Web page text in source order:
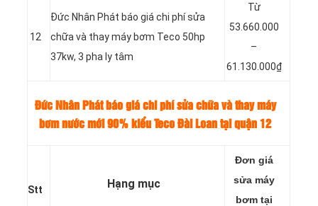
12
Đức Nhân Phát báo giá chi phí sửa
chữa và thay máy bơm Teco 50hp
37kw, 3 pha ly tâm
Từ
53.660.000
–
61.130.000₫
Đức Nhân Phát báo giá chi phí sửa chữa và thay máy
bơm nước mới 90% kiểu Teco Đài Loan tại quận 12
Stt Hạng mục
Đơn giá
sửa máy
bơm tại